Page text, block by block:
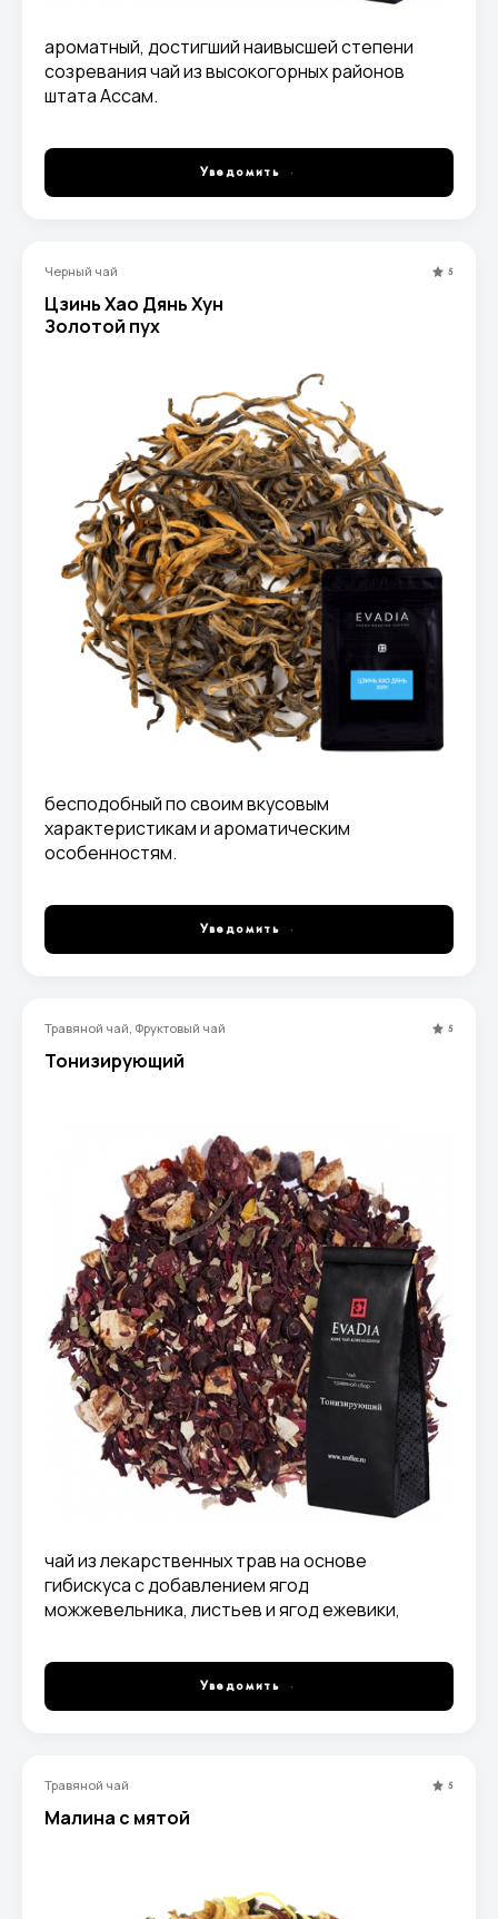
ароматный, достигший наивысшей степени
созревания чай из высокогорных районов
штата Ассам.
Уведомить
Черный чай 5
Цзинь Хао Дянь Хун
Золотой пух
бесподобный по своим вкусовым
характеристикам и ароматическим
особенностям.
Уведомить
Травяной чай, Фруктовый чай 5
Тонизирующий
чай из лекарственных трав на основе
гибискуса с добавлением ягод
можжевельника, листьев и ягод ежевики,
апельсина, семян фенхеля
Уведомить
Травяной чай 5
Малина с мятой